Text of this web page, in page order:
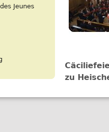
zu
Jeunes